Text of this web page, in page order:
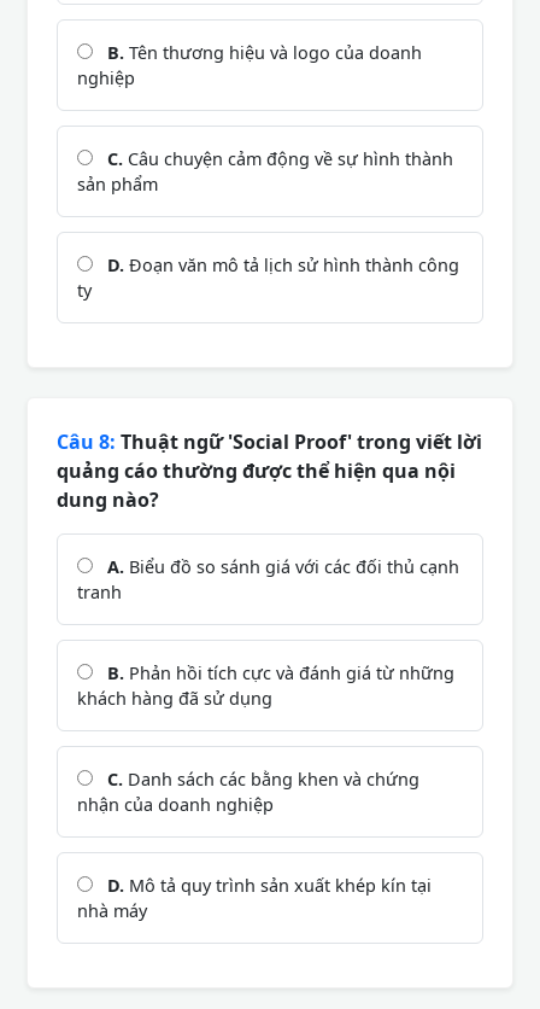
B. Tên thương hiệu và logo của doanh
nghiệp
C. Câu chuyện cảm động về sự hình thành
sản phẩm
D. Đoạn văn mô tả lịch sử hình thành công
ty
Câu 8: Thuật ngữ 'Social Proof' trong viết lời
quảng cáo thường được thể hiện qua nội
dung nào?
A. Biểu đồ so sánh giá với các đối thủ cạnh
tranh
B. Phản hồi tích cực và đánh giá từ những
khách hàng đã sử dụng
C. Danh sách các bằng khen và chứng
nhận của doanh nghiệp
D. Mô tả quy trình sản xuất khép kín tại
nhà máy